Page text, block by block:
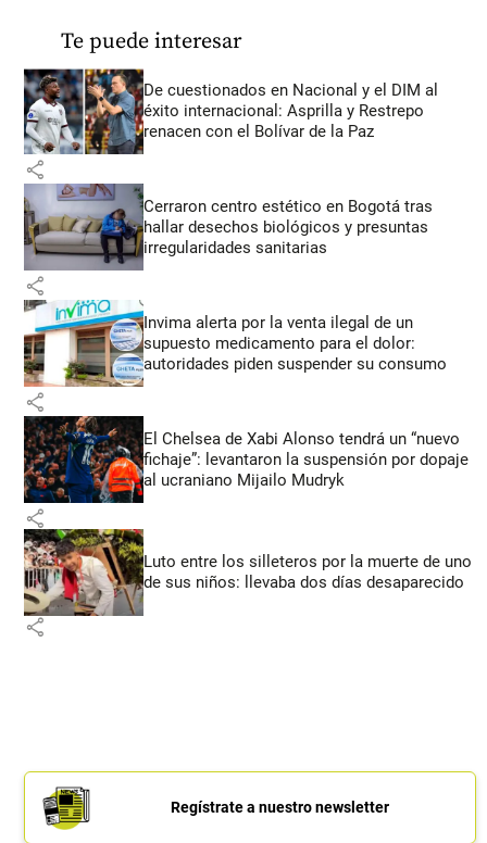
Te puede interesar
De cuestionados en Nacional y el DIM al
éxito internacional: Asprilla y Restrepo
renacen con el Bolívar de la Paz
share
Cerraron centro estético en Bogotá tras
hallar desechos biológicos y presuntas
irregularidades sanitarias
share
Invima alerta por la venta ilegal de un
supuesto medicamento para el dolor:
autoridades piden suspender su consumo
share
El Chelsea de Xabi Alonso tendrá un “nuevo
fichaje”: levantaron la suspensión por dopaje
al ucraniano Mijailo Mudryk
share
Luto entre los silleteros por la muerte de uno
de sus niños: llevaba dos días desaparecido
share
Regístrate a nuestro newsletter